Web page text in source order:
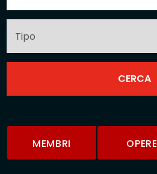
MEMBRI OPERE